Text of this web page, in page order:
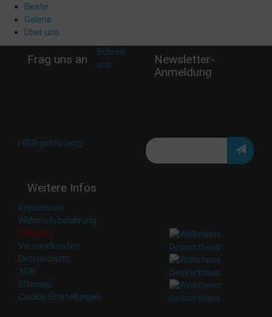
Beate
Galerie
Über uns
Frag uns an
Schreib
uns
HIER gehts lang!
Weitere Infos
Impressum
Widerrufsbelehrung
Widerruf
Versandkosten
Datenschutz
AGB
Sitemap
Cookie Einstellungen
Newsletter-
Anmeldung
Verpasse keine Rabatt-